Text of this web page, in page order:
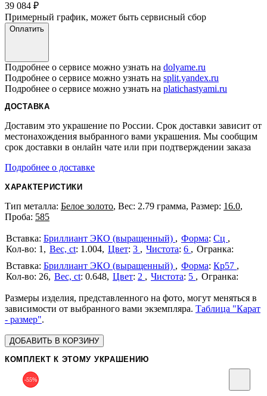
39 084 ₽
Примерный график, может быть сервисный сбор
Оплатить
Подробнее о сервисе можно узнать на dolyame.ru
Подробнее о сервисе можно узнать на split.yandex.ru
Подробнее о сервисе можно узнать на platichastyami.ru
ДОСТАВКА
Доставим это украшение по России. Срок доставки зависит от
местонахождения выбранного вами украшения. Мы сообщим
срок доставки в онлайн чате или при подтверждении заказа
Подробнее о доставке
ХАРАКТЕРИСТИКИ
Тип металла: Белое золото, Вес: 2.79 грамма, Размер: 16.0,
Проба: 585
Бриллиант ЭКО (выращенный) Форма: Сц
1
Вес, ct: 1.004 Цвет: 3 Чистота: 6
Бриллиант ЭКО (выращенный)
Форма: Кр57
26 Вес, ct: 0.648 Цвет: 2 Чистота: 5
Размеры изделия, представленного на фото, могут меняться в
зависимости от выбранного вами экземпляра. Таблица "Карат
- размер".
ДОБАВИТЬ В КОРЗИНУ
КОМПЛЕКТ К ЭТОМУ УКРАШЕНИЮ
-55%